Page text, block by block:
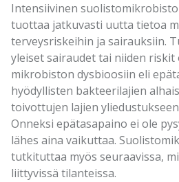
Intensiivinen
tuottaa jatkuvasti uutta tietoa
terveysriskeihin ja sairauksiin.
yleiset sairaudet tai niiden
mikrobiston dysbioosiin eli
hyödyllisten bakteerilajien
toivottujen lajien
Onneksi epätasapaino ei ole
lähes aina vaikuttaa.
tutkituttaa myös seuraavissa,
liittyvissä tilanteissa.